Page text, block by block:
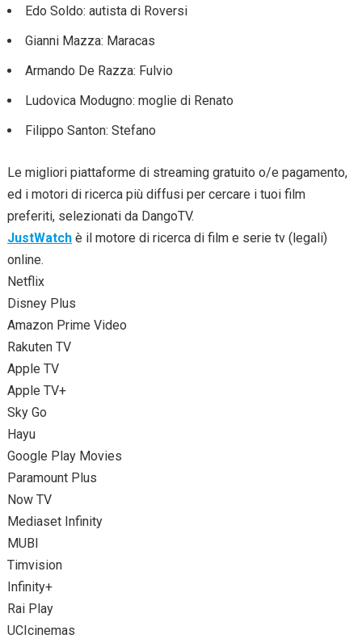
Edo Soldo: autista di Roversi
Gianni Mazza: Maracas
Armando De Razza: Fulvio
Ludovica Modugno: moglie di Renato
Filippo Santon: Stefano
Le migliori piattaforme di streaming gratuito o/e pagamento,
ed i motori di ricerca più diffusi per cercare i tuoi film
preferiti, selezionati da DangoTV.
JustWatchè il motore di ricerca di film e serie tv (legali)
online.
Netflix
Disney Plus
Amazon Prime Video
Rakuten TV
Apple TV
Apple TV+
Sky Go
Hayu
Google Play Movies
Paramount Plus
Now TV
Mediaset Infinity
MUBI
Timvision
Infinity+
Rai Play
UCIcinemas